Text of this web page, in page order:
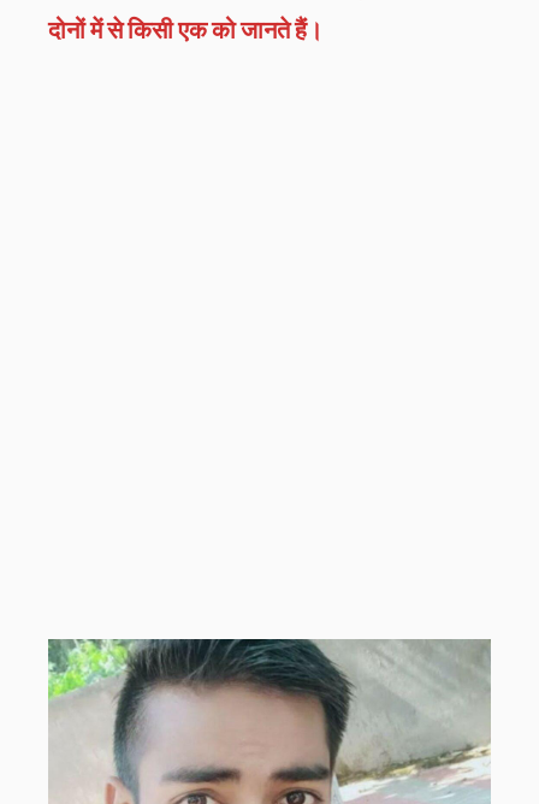
दोनों में से किसी एक को जानते हैं।